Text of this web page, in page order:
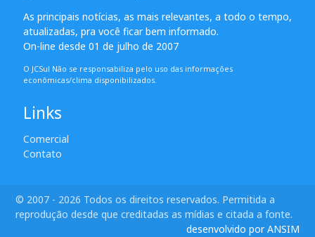
As principais notícias, as mais relevantes, a todo o tempo,
atualizadas, pra você ficar bem informado.
On-line desde 01 de julho de 2007
O JCSul Não se responsabiliza pelo uso das informações
econômicas/clima disponibilizados.
Links
Comercial
Contato
© 2007 - 2026 Todos os direitos reservados. Permitida a
reprodução desde que creditadas as mídias e citada a fonte.
desenvolvido por ANSIM